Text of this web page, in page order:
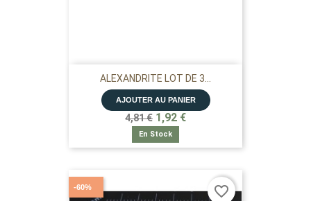
ALEXANDRITE LOT DE 3...
AJOUTER AU PANIER
4,81 € 1,92 €
En Stock
-60% favorite_border